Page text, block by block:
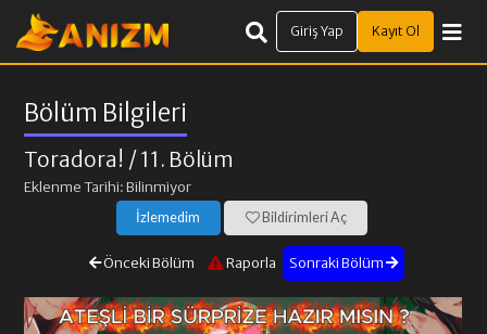
Giriş Yap Kayıt Ol
Bölüm Bilgileri
Toradora! / 11. Bölüm
Eklenme Tarihi: Bilinmiyor
İzlemedim Bildirimleri Aç
Önceki Bölüm Raporla Sonraki Bölüm